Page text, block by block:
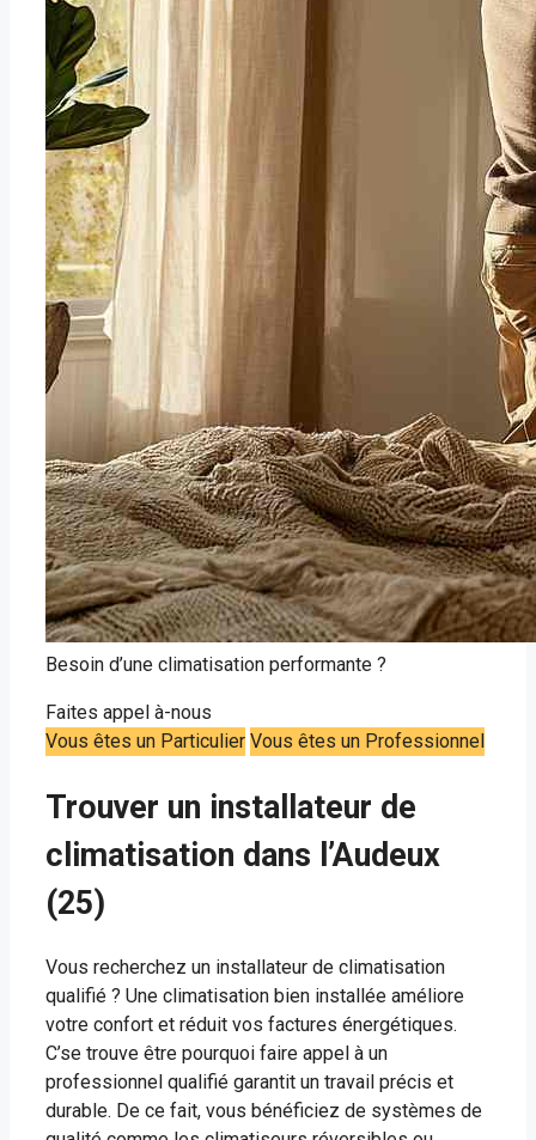
Besoin d’une climatisation performante ?
Faites appel à-nous
Vous êtes un Particulier Vous êtes un Professionnel
Trouver un installateur de
climatisation dans l’Audeux
(25)
Vous recherchez un installateur de climatisation
qualifié ? Une climatisation bien installée améliore
votre confort et réduit vos factures énergétiques.
C’se trouve être pourquoi faire appel à un
professionnel qualifié garantit un travail précis et
durable. De ce fait, vous bénéficiez de systèmes de